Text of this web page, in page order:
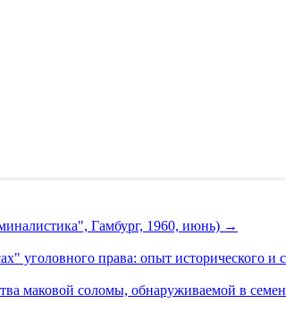
Гамбург, 1960, июнь) →
уголовного права: опыт исторического и
маковой соломы, обнаруживаемой в